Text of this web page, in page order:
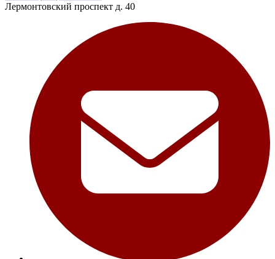
Лермонтовский проспект д. 40